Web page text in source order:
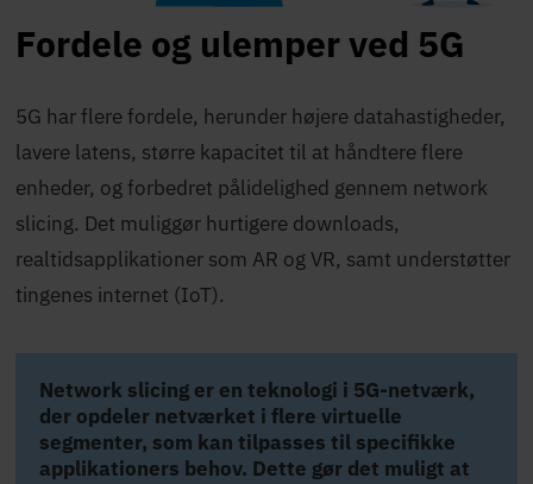
Fordele og ulemper ved 5G
5G har flere fordele, herunder højere datahastigheder,
lavere latens, større kapacitet til at håndtere flere
enheder, og forbedret pålidelighed gennem network
slicing. Det muliggør hurtigere downloads,
realtidsapplikationer som AR og VR, samt understøtter
tingenes internet (IoT).
Network slicing er en teknologi i 5G-netværk,
der opdeler netværket i flere virtuelle
segmenter, som kan tilpasses til specifikke
applikationers behov. Dette gør det muligt at